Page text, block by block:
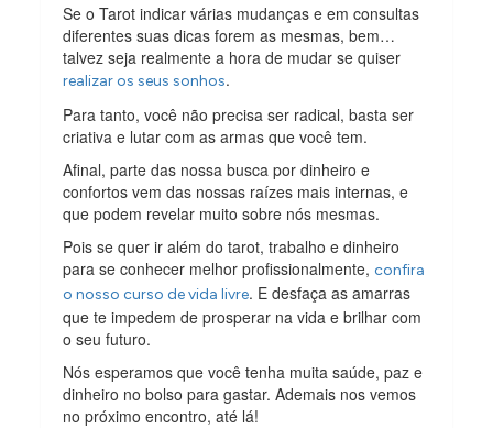
Se o Tarot indicar várias mudanças e em consultas
diferentes suas dicas forem as mesmas, bem…
talvez seja realmente a hora de mudar se quiser
realizar os seus sonhos.
Para tanto, você não precisa ser radical, basta ser
criativa e lutar com as armas que você tem.
Afinal, parte das nossa busca por dinheiro e
confortos vem das nossas raízes mais internas, e
que podem revelar muito sobre nós mesmas.
Pois se quer ir além do tarot, trabalho e dinheiro
para se conhecer melhor profissionalmente,confira
o nosso curso de vida livre. E desfaça as amarras
que te impedem de prosperar na vida e brilhar com
o seu futuro.
Nós esperamos que você tenha muita saúde, paz e
dinheiro no bolso para gastar. Ademais nos vemos
no próximo encontro, até lá!